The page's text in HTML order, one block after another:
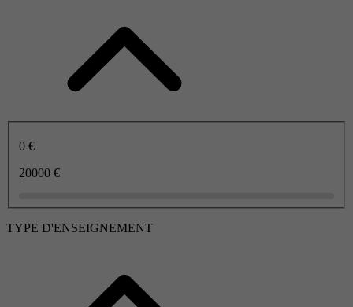
0 €
20000 €
TYPE D'ENSEIGNEMENT